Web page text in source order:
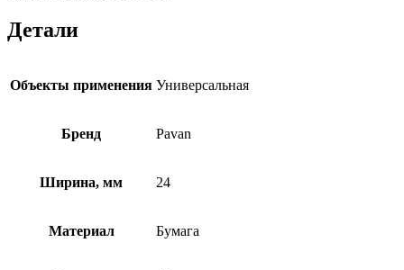
Детали
Объекты применения Универсальная
Бренд Pavan
Ширина, мм 24
Материал Бумага